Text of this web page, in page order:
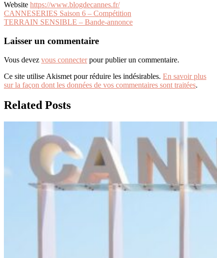
Website https://www.blogdecannes.fr/
Navigation
de
l’article
CANNESERIES Saison 6 – Compétition
TERRAIN SENSIBLE – Bande-annonce
Laisser un commentaire
Vous devez vous connecterpour publier un commentaire.
Ce site utilise Akismet pour réduire les indésirables. En savoir plus
sur la façon dont les données de vos commentaires sont traitées.
Related Posts